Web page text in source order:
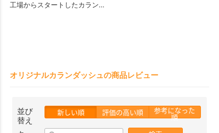
工場からスタートしたカラン
オリジナルカランダッシュの商品レビュー
並び
替え
新しい順 評価の高い順 参考になった
順